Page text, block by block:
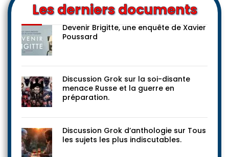
Les derniers documents
Devenir Brigitte, une enquête de Xavier
Poussard
Discussion Grok sur la soi-disante
menace Russe et la guerre en
préparation.
Discussion Grok d’anthologie sur Tous
les sujets les plus indiscutables.